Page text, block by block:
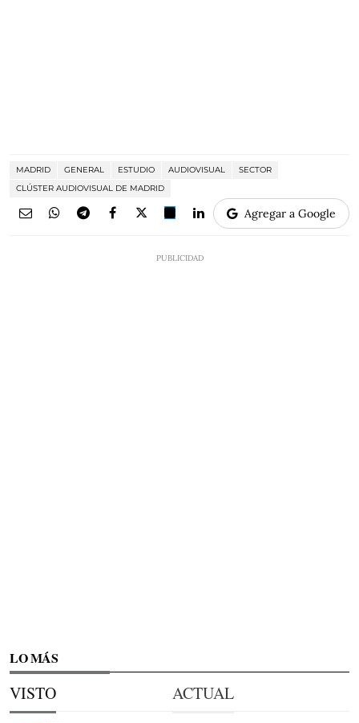
MADRID GENERAL ESTUDIO AUDIOVISUAL
SECTOR
CLÚSTER AUDIOVISUAL DE MADRID
Agregar a Google
LO MÁS
VISTO ACTUAL